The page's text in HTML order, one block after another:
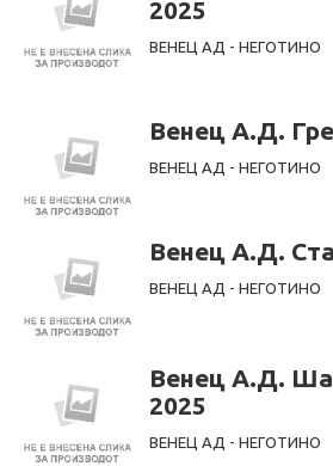
2025
ВЕНЕЦ АД - НЕГОТИНО
Венец А.Д.
ВЕНЕЦ АД - НЕГОТИНО
Венец А.Д.
ВЕНЕЦ АД - НЕГОТИНО
Венец А.Д.
2025
ВЕНЕЦ АД - НЕГОТИНО